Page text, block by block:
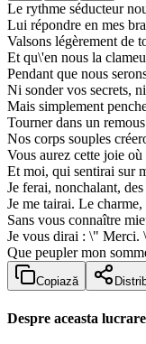
Le rythme séducteur
Lui répondre en mes
Valsons légèrement de
Et qu\'en nous la
Pendant que nous
Ni sonder vos secrets,
Mais simplement
Tourner dans un
Nos corps souples
Vous aurez cette joie où
Et moi, qui sentirai sur
Je ferai, nonchalant,
Je me tairai. Le
Sans vous connaître
Je vous dirai : \" Merci.
Que peupler mon
Copiază
Despre aceasta lucrare